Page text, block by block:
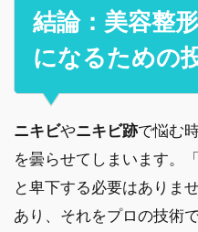
結論：美容整
になるための
ニキビやニキビ跡で悩む
を曇らせてしまいます。
と卑下する必要はありま
あり、それをプロの技術